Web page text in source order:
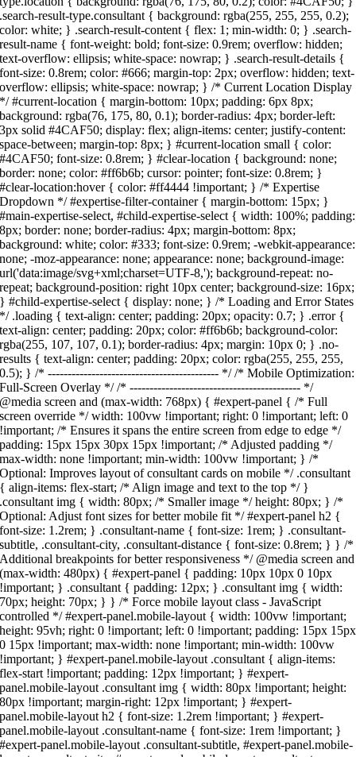
.search-result-type.consultant { background: rgba(255, 255, 255, 0.2);
color: white; } .search-result-content { flex: 1; min-width: 0; } .search-
result-name { font-weight: bold; font-size: 0.9rem; overflow: hidden;
text-overflow: ellipsis; white-space: nowrap; } .search-result-details {
font-size: 0.8rem; color: #666; margin-top: 2px; overflow: hidden; text-
overflow: ellipsis; white-space: nowrap; } /* Current Location Display
*/ #current-location { margin-bottom: 10px; padding: 6px 8px;
background: rgba(76, 175, 80, 0.1); border-radius: 4px; border-left:
3px solid #4CAF50; display: flex; align-items: center; justify-content:
space-between; margin-top: 8px; } #current-location small { color:
#4CAF50; font-size: 0.8rem; } #clear-location { background: none;
border: none; color: #ff6b6b; cursor: pointer; font-size: 0.8rem; }
#clear-location:hover { color: #ff4444 !important; } /* Expertise
Dropdown */ #expertise-filter-container { margin-bottom: 15px; }
#main-expertise-select, #child-expertise-select { width: 100%; padding:
8px; border: none; border-radius: 4px; margin-bottom: 8px;
background: white; color: #333; font-size: 0.9rem; -webkit-appearance:
none; -moz-appearance: none; appearance: none; background-image:
url('data:image/svg+xml;charset=UTF-8,'); background-repeat: no-
repeat; background-position: right 10px center; background-size: 16px;
} #child-expertise-select { display: none; } /* Loading and Error States
*/ .loading { text-align: center; padding: 20px; opacity: 0.7; } .error {
text-align: center; padding: 20px; color: #ff6b6b; background-color:
rgba(255, 107, 107, 0.1); border-radius: 4px; margin: 10px 0; } .no-
results { text-align: center; padding: 20px; color: rgba(255, 255, 255,
0.5); } /* ------------------------------------------- */ /* Mobile Optimization:
Full-Screen Overlay */ /* ------------------------------------------- */
@media screen and (max-width: 768px) { #expert-panel { /* Full
screen override */ width: 100vw !important; right: 0 !important; left: 0
!important; /* Ensures it spans the entire screen from edge to edge */
padding: 15px 15px 30px 15px !important; /* Adjusted padding */
max-width: none !important; min-width: 100vw !important; } /*
Optional: Improves layout of consultant cards on mobile */ .consultant
{ align-items: flex-start; /* Align image and text to the top */ }
.consultant img { width: 80px; /* Smaller image */ height: 80px; } /*
Optional: Adjust font sizes for better mobile fit */ #expert-panel h2 {
font-size: 1.2rem; } .consultant-name { font-size: 1rem; } .consultant-
subtitle, .consultant-city, .consultant-distance { font-size: 0.8rem; } } /*
Additional breakpoints for better responsiveness */ @media screen and
(max-width: 480px) { #expert-panel { padding: 10px 10px 0 10px
!important; } .consultant { padding: 12px; } .consultant img { width:
70px; height: 70px; } } /* Force mobile layout class - JavaScript
controlled */ #expert-panel.mobile-layout { width: 100vw !important;
height: 95vh; right: 0 !important; left: 0 !important; padding: 15px 15px
0 15px !important; max-width: none !important; min-width: 100vw
!important; } #expert-panel.mobile-layout .consultant { align-items:
flex-start !important; padding: 12px !important; } #expert-
panel.mobile-layout .consultant img { width: 80px !important; height:
80px !important; margin-right: 12px !important; } #expert-
panel.mobile-layout h2 { font-size: 1.2rem !important; } #expert-
panel.mobile-layout .consultant-name { font-size: 1rem !important; }
#expert-panel.mobile-layout .consultant-subtitle, #expert-panel.mobile-